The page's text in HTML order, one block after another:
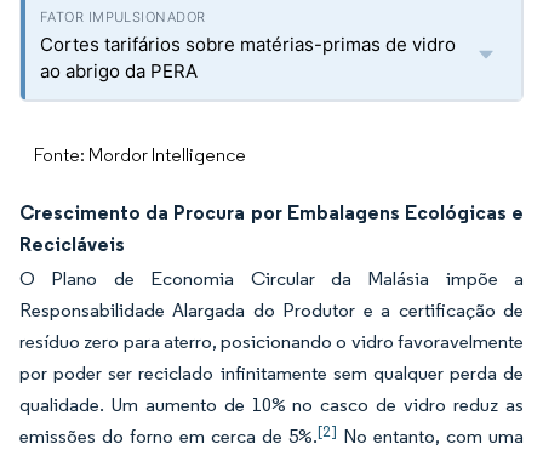
Cortes tarifários sobre matérias-primas de vidro
ao abrigo da PERA
Fonte: Mordor Intelligence
Crescimento da Procura por Embalagens Ecológicas e
Recicláveis
O Plano de Economia Circular da Malásia impõe a
Responsabilidade Alargada do Produtor e a certificação de
resíduo zero para aterro, posicionando o vidro favoravelmente
por poder ser reciclado infinitamente sem qualquer perda de
qualidade. Um aumento de 10% no casco de vidro reduz as
emissões do forno em cerca de 5%.[2] No entanto, com uma